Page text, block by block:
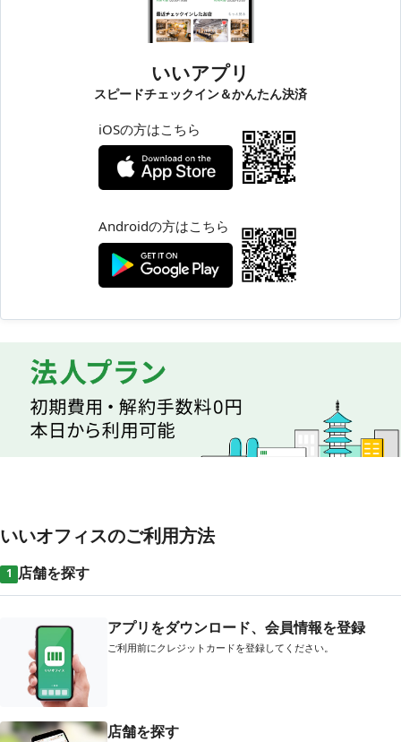
いいアプリ
スピードチェックイン＆かんたん決済
iOSの方はこちら
Androidの方はこちら
いいオフィスのご利用方法
1 店舗を探す
アプリをダウンロード、会員情報を登録
ご利用前にクレジットカードを登録してください。
店舗を探す